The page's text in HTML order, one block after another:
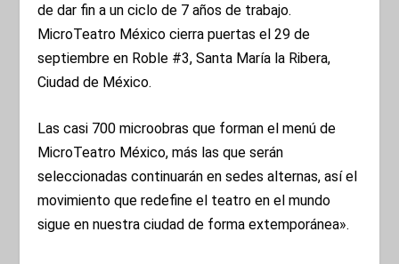
de dar fin a un ciclo de 7 años de trabajo.
MicroTeatro México cierra puertas el 29 de
septiembre en Roble #3, Santa María la Ribera,
Ciudad de México.
Las casi 700 microobras que forman el menú de
MicroTeatro México, más las que serán
seleccionadas continuarán en sedes alternas, así el
movimiento que redefine el teatro en el mundo
sigue en nuestra ciudad de forma extemporánea».